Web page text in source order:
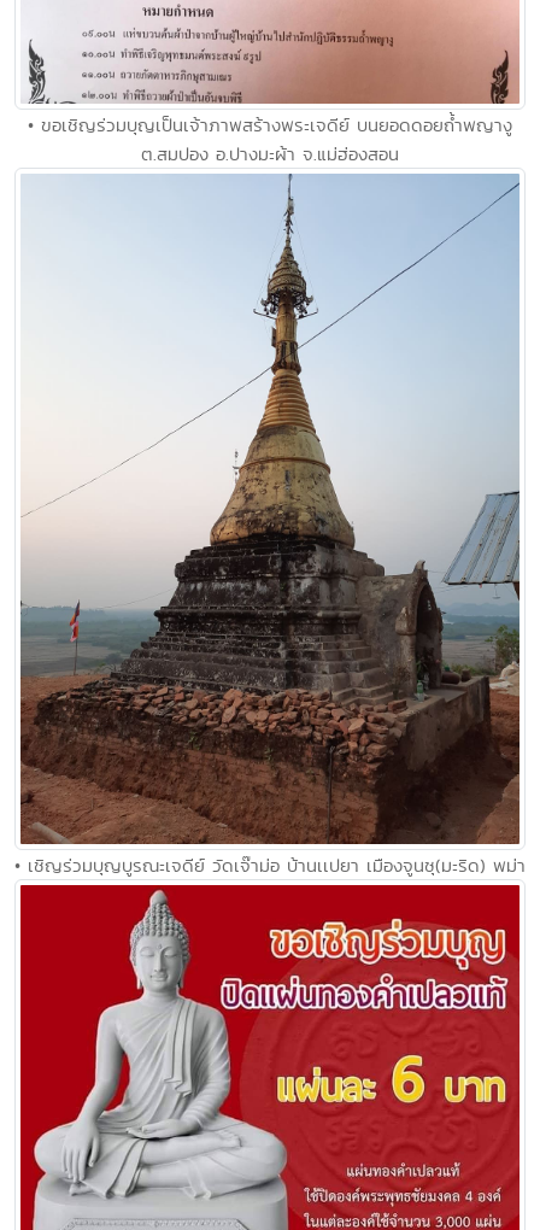
• ขอเชิญร่วมบุญเป็นเจ้าภาพสร้างพระเจดีย์ บนยอดดอยถ้ำพญางู
ต.สมปอง อ.ปางมะผ้า จ.แม่ฮ่องสอน
• เชิญร่วมบุญบูรณะเจดีย์ วัดเจ๊าม่อ บ้านเเปยา เมืองจูนซุ(มะริด) พม่า